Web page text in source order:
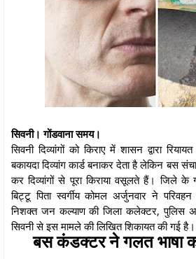
सिवनी। गोंडवाना समय।
सिवनी दिव्यांगों को किराए में शासन द्वारा
बकायदा दिव्यांग कार्ड बनाकर देता है लेकिन बस
कर दिव्यांगों से पूरा किराया वसूलते हैं। जिले के
बिट्टू पिता स्वर्गीय कोमल अर्जुनवार ने
निशक्त जन कल्याण की जिला कलेक्टर, पुलिस
सिवनी से इस मामले की लिखित शिकायत की गई है।
बस कंडक्टर ने गलत भाषा